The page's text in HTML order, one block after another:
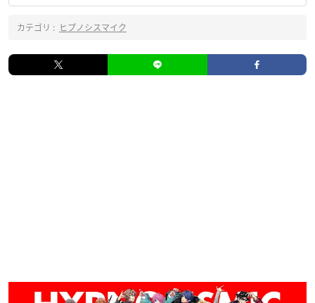
カテゴリ : ヒプノシスマイク